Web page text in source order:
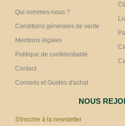
Qui sommes-nous ?
Conditions générales de vente
Mentions légales
Politique de confidentialité
Contact
Conseils et Guides d'achat
NOUS
S'inscrire à la newsletter